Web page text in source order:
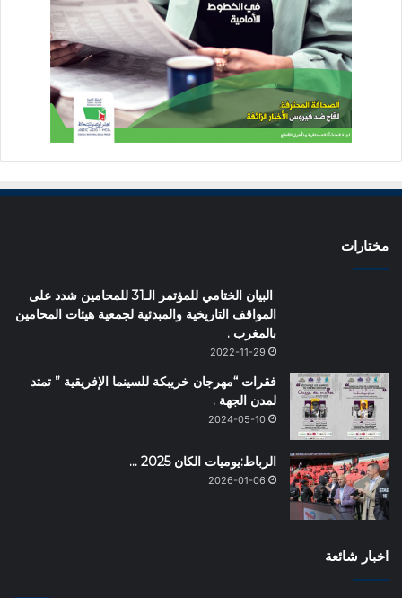
مختارات
البيان الختامي للمؤتمر الـ31 للمحامين شدد على
المواقف التاريخية والمبدئية لجمعية هيئات المحامين
بالمغرب .
2022-11-29
فقرات “مهرجان خريبكة للسينما الإفريقية ” تمتد
لمدن الجهة .
2024-05-10
الرباط:يوميات الكان 2025 …
2026-01-06
اخبار شائعة